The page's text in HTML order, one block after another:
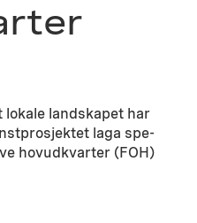
lokale landskapet har
laga spe-
hovudkvarter (FOH)